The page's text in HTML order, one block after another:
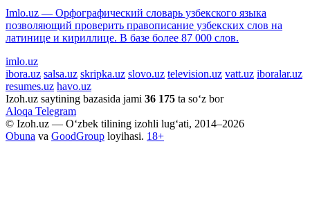
Imlo.uz — Орфографический словарь узбекского языка
позволяющий проверить правописание узбекских слов на
латинице и кириллице. В базе более 87 000 слов.
imlo.uz
ibora.uz salsa.uz skripka.uz slovo.uz television.uz vatt.uz iboralar.uz
resumes.uz havo.uz
Izoh.uz saytining bazasida jami 36 175 ta so‘z bor
Aloqa Telegram
© Izoh.uz — O‘zbek tilining izohli lug‘ati, 2014–2026
Obuna va GoodGroup loyihasi. 18+